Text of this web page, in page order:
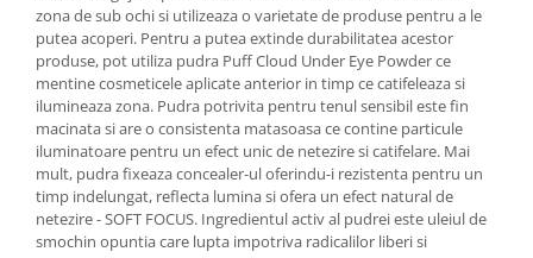
zona de sub ochi si utilizeaza o varietate de produse pentru a le
putea acoperi. Pentru a putea extinde durabilitatea acestor
produse, pot utiliza pudra Puff Cloud Under Eye Powder ce
mentine cosmeticele aplicate anterior in timp ce catifeleaza si
ilumineaza zona. Pudra potrivita pentru tenul sensibil este fin
macinata si are o consistenta matasoasa ce contine particule
iluminatoare pentru un efect unic de netezire si catifelare. Mai
mult, pudra fixeaza concealer-ul oferindu-i rezistenta pentru un
timp indelungat, reflecta lumina si ofera un efect natural de
netezire - SOFT FOCUS. Ingredientul activ al pudrei este uleiul de
smochin opuntia care lupta impotriva radicalilor liberi si